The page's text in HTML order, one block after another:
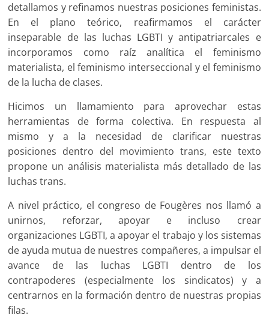
detallamos y refinamos nuestras posiciones feministas.
En el plano teórico, reafirmamos el carácter
inseparable de las luchas LGBTI y antipatriarcales e
incorporamos como raíz analítica el feminismo
materialista, el feminismo interseccional y el feminismo
de la lucha de clases.
Hicimos un llamamiento para aprovechar estas
herramientas de forma colectiva. En respuesta al
mismo y a la necesidad de clarificar nuestras
posiciones dentro del movimiento trans, este texto
propone un análisis materialista más detallado de las
luchas trans.
A nivel práctico, el congreso de Fougères nos llamó a
unirnos, reforzar, apoyar e incluso crear
organizaciones LGBTI, a apoyar el trabajo y los sistemas
de ayuda mutua de nuestres compañeres, a impulsar el
avance de las luchas LGBTI dentro de los
contrapoderes (especialmente los sindicatos) y a
centrarnos en la formación dentro de nuestras propias
filas.